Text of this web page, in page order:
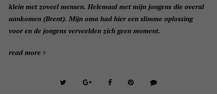
klein met zoveel mensen. Helemaal met mijn jongens die overal
aankomen (Brent). Mijn oma had hier een slimme oplossing
voor en de jongens verveelden zich geen moment.
read more